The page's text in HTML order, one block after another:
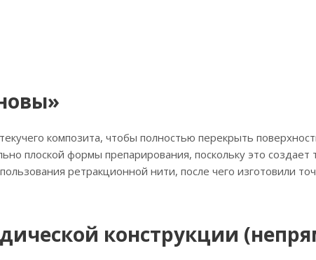
композита, чтобы полностью перекрыть
плоской формы препарирования, поскольку это
ретракционной нити, после чего изготовили
конструкции